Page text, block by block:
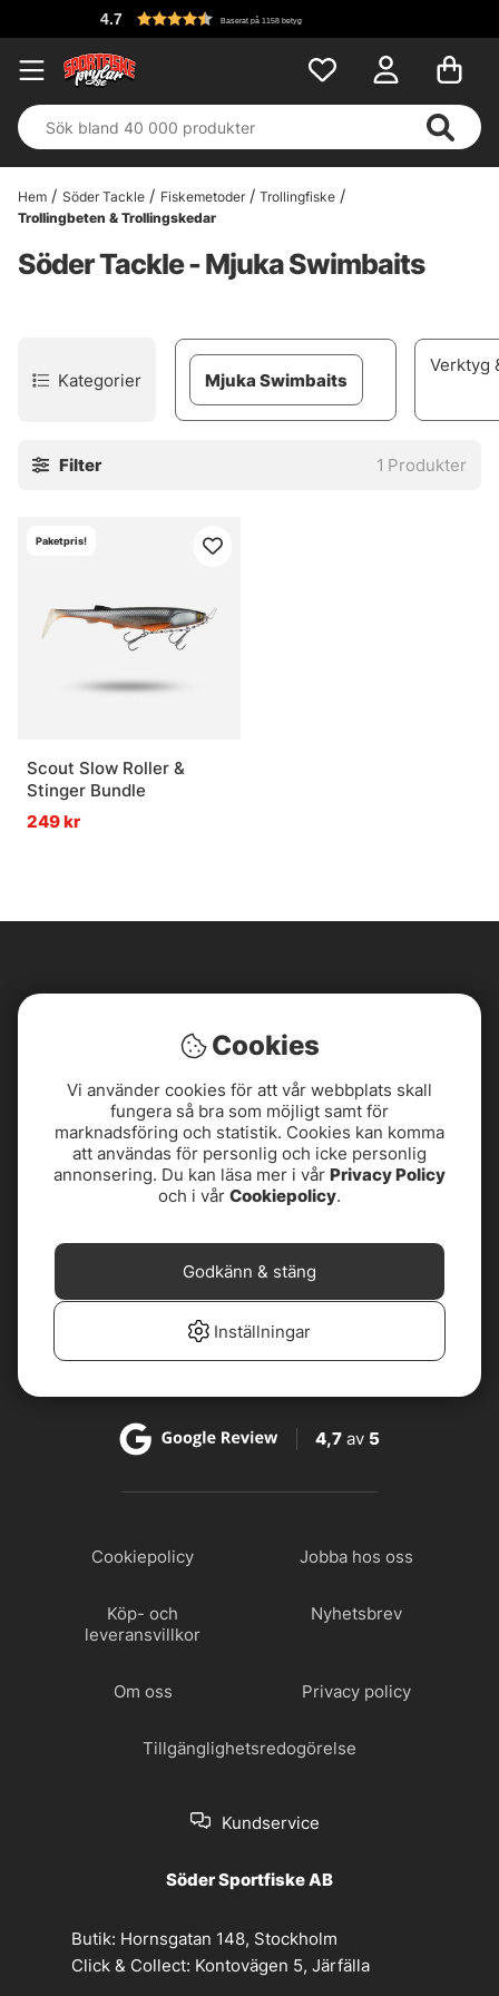
Baserat på 1158 betyg
Hem Söder Tackle Fiskemetoder
Trollingfiske
Trollingbeten & Trollingskedar
Söder Tackle - Mjuka Swimbaits
Kategorier Mjuka Swimbaits
Verktyg
Filter 1 Produkter
Paketpris!
Scout Slow Roller &
Stinger Bundle
249 kr
4,8av5
4,7 av 5
Cookiepolicy Jobba hos oss
Köp- och
leveransvillkor
Nyhetsbrev
Om oss Privacy policy
Tillgänglighetsredogörelse
Kundservice
Söder Sportfiske AB
Butik: Hornsgatan 148, Stockholm
Click & Collect: Kontovägen 5, Järfälla
Cookies
Vi använder cookies för att vår webbplats skall
fungera så bra som möjligt samt för
marknadsföring och statistik. Cookies kan komma
att användas för personlig och icke personlig
annonsering. Du kan läsa mer i vår Privacy Policy
och i vår Cookiepolicy.
Inställningar
Godkänn & stäng